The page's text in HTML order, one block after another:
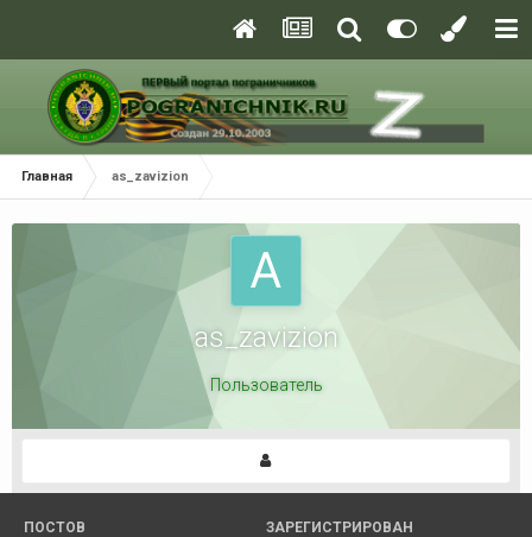
Главная as_zavizion
as_zavizion
Пользователь
ПОСТОВ ЗАРЕГИСТРИРОВАН